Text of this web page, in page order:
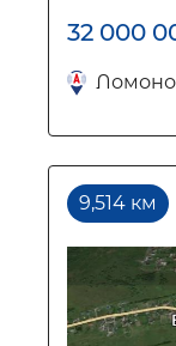
32 000
9,514 км